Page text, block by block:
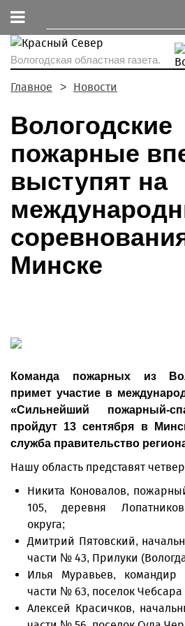
Вологодская областная газета.
Главное Новости
Вологодские
пожарные
выступят на
Минске
Команда пожарных из
примет участие в
«Сильнейший пожарный-
пройдут 13 сентября в
служба правительство
Нашу область представят
Никита Коновалов,
105, деревня
округа;
Дмитрий Пятовский,
части № 43, Прилуки
Илья Муравьев, командир
части № 63, поселок Чебсара
Алексей Красичков,